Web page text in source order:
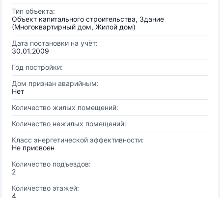
Тип объекта:
Объект капитального строительства, Здание
(Многоквартирный дом, Жилой дом)
Дата постановки на учёт:
30.01.2009
Год постройки:
Дом признан аварийным:
Нет
Количество жилых помещений:
Количество нежилых помещений:
Класс энергетической эффективности:
Не присвоен
Количество подъездов:
2
Количество этажей:
4